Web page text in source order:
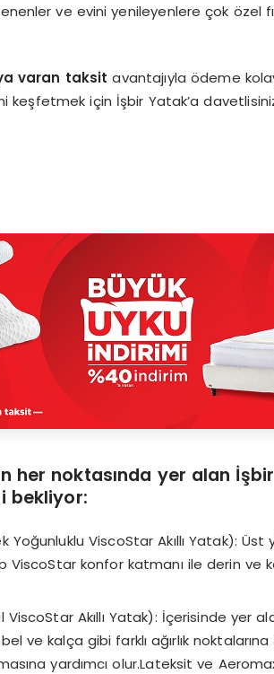
ve evini yenileyenlere çok özel
varan taksitavantajıyla ödeme
keşfetmek için İşbir Yatak’a
her noktasında yer alan
bekliyor:
Yoğunluklu ViscoStar Akıllı Yatak):
ViscoStar konfor katmanı ile derin ve
ViscoStar Akıllı Yatak): İçerisinde yer
ve kalça gibi farklı ağırlık
yardımcı olur.Lateksit ve